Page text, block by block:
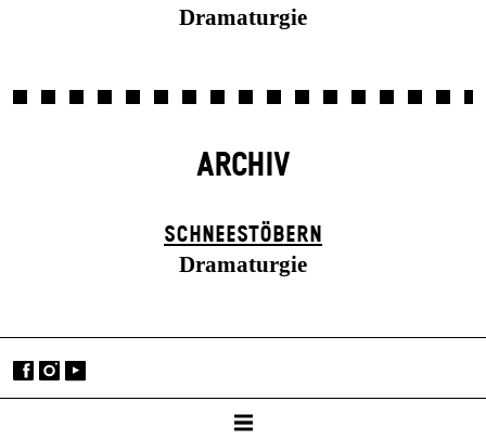
Dramaturgie
ARCHIV
SCHNEE­STÖBERN
Dramaturgie